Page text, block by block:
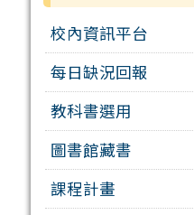
校內資訊平台
每日缺況回報
教科書選用
圖書館藏書
課程計畫